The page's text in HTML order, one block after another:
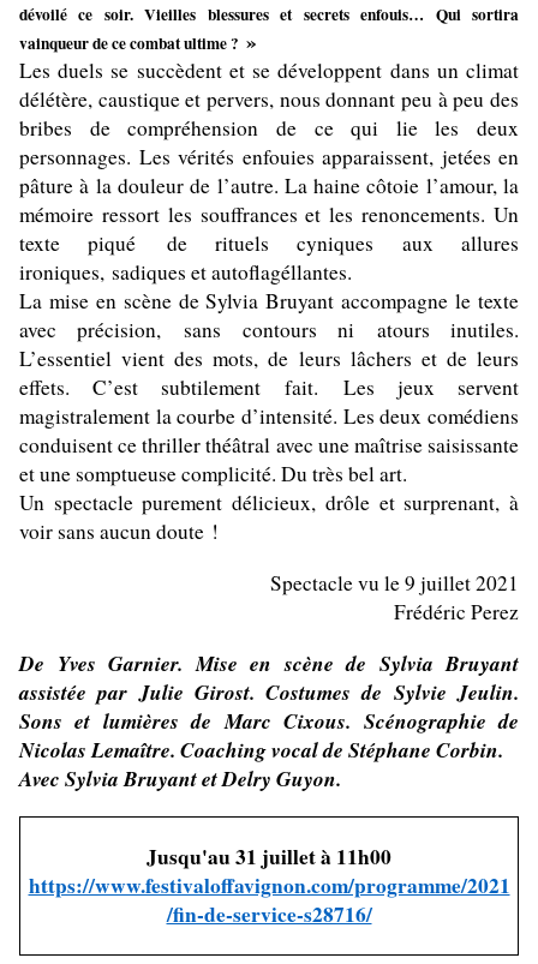
dévoilé ce soir. Vieilles blessures et secrets enfouis… Qui sortira
vainqueur de ce combat ultime ? »
Les duels se succèdent et se développent dans un climat
délétère, caustique et pervers, nous donnant peu à peu des
bribes de compréhension de ce qui lie les deux
personnages. Les vérités enfouies apparaissent, jetées en
pâture à la douleur de l’autre. La haine côtoie l’amour, la
mémoire ressort les souffrances et les renoncements. Un
texte piqué de rituels cyniques aux allures
ironiques, sadiques et autoflagéllantes.
La mise en scène de Sylvia Bruyant accompagne le texte
avec précision, sans contours ni atours inutiles.
L’essentiel vient des mots, de leurs lâchers et de leurs
effets. C’est subtilement fait. Les jeux servent
magistralement la courbe d’intensité. Les deux comédiens
conduisent ce thriller théâtral avec une maîtrise saisissante
et une somptueuse complicité. Du très bel art.
Un spectacle purement délicieux, drôle et surprenant, à
voir sans aucun doute !
Spectacle vu le 9 juillet 2021
Frédéric Perez
De Yves Garnier. Mise en scène de Sylvia Bruyant
assistée par Julie Girost. Costumes de Sylvie Jeulin.
Sons et lumières de Marc Cixous. Scénographie de
Nicolas Lemaître. Coaching vocal de Stéphane Corbin.
Avec Sylvia Bruyant et Delry Guyon.
Jusqu'au 31 juillet à 11h00
https://www.festivaloffavignon.com/programme/2021
/fin-de-service-s28716/